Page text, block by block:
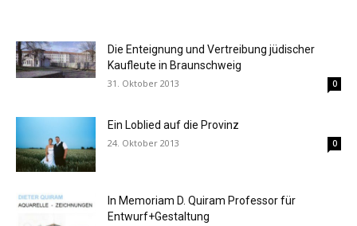
Die Enteignung und Vertreibung jüdischer
Kaufleute in Braunschweig
31. Oktober 2013 0
Ein Loblied auf die Provinz
24. Oktober 2013 0
In Memoriam D. Quiram Professor für
Entwurf+Gestaltung